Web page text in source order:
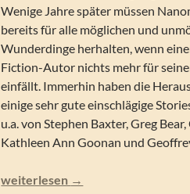
Wenige Jahre später müssen
bereits für alle möglichen und
Wunderdinge herhalten, wenn
Fiction-Autor nichts mehr für
einfällt. Immerhin haben die
einige sehr gute einschlägige
u.a. von Stephen Baxter, Greg Bear,
Kathleen Ann Goonan und
Jack Dann & Gardner Dozois
weiterlesen →